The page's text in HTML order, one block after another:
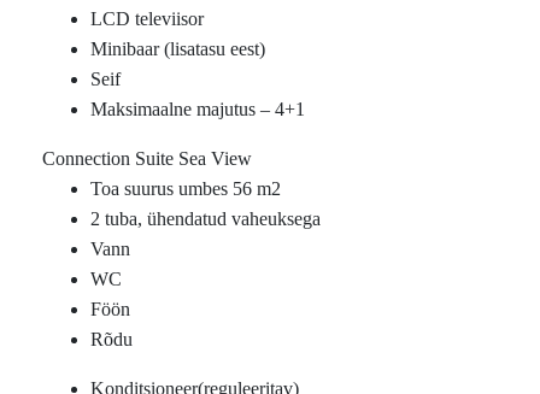
LCD televiisor
Minibaar (lisatasu eest)
Seif
Maksimaalne majutus – 4+1
Connection Suite Sea View
Toa suurus umbes 56 m2
2 tuba, ühendatud vaheuksega
Vann
WC
Föön
Rõdu
Konditsioneer(reguleeritav)